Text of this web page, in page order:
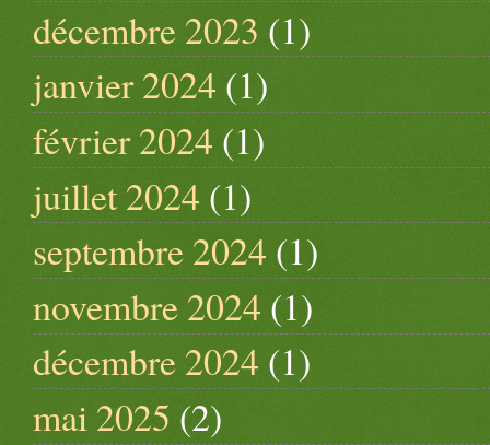
décembre 2023 (1)
janvier 2024 (1)
février 2024 (1)
juillet 2024 (1)
septembre 2024 (1)
novembre 2024 (1)
décembre 2024 (1)
mai 2025 (2)